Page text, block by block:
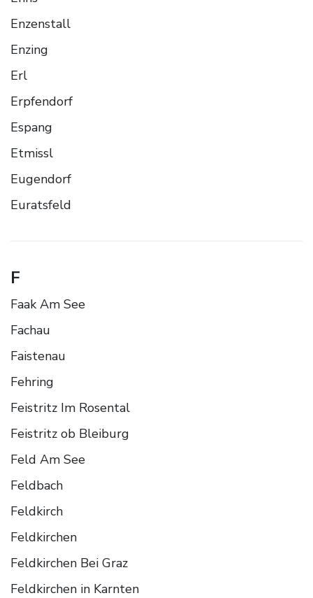
Enzenstall
Enzing
Erl
Erpfendorf
Espang
Etmissl
Eugendorf
Euratsfeld
F
Faak Am See
Fachau
Faistenau
Fehring
Feistritz Im Rosental
Feistritz ob Bleiburg
Feld Am See
Feldbach
Feldkirch
Feldkirchen
Feldkirchen Bei Graz
Feldkirchen in Karnten